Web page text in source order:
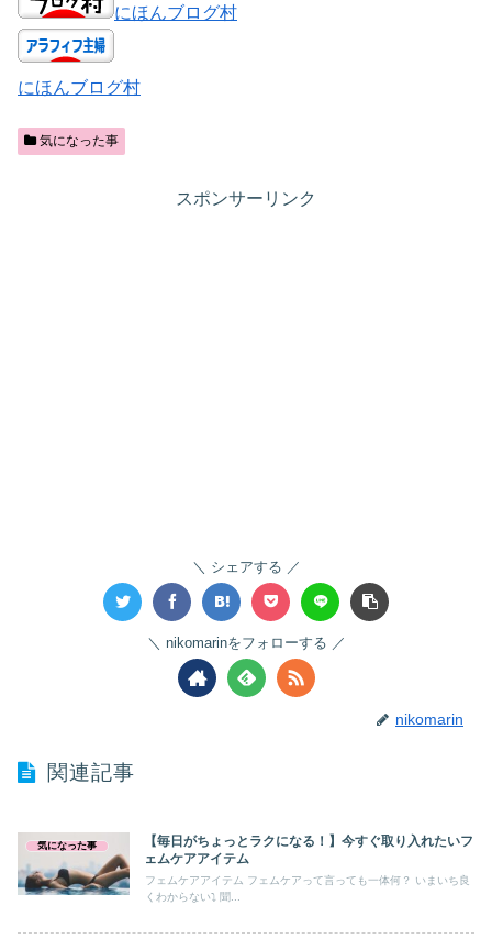
にほんブログ村
にほんブログ村
気になった事
スポンサーリンク
シェアする
nikomarinをフォローする
nikomarin
関連記事
気になった事
【毎日がちょっとラクになる！】今すぐ取り入れたいフ
ェムケアアイテム
フェムケアアイテム フェムケアって言っても一体何？ いまいち良
くわからない⤵ 聞...